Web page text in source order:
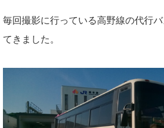
毎回撮影に行っている高野線の代行
てきました。